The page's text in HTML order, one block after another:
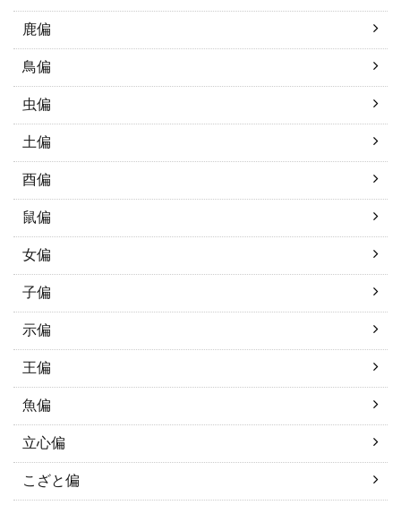
鹿偏
鳥偏
虫偏
土偏
酉偏
鼠偏
女偏
子偏
示偏
王偏
魚偏
立心偏
こざと偏